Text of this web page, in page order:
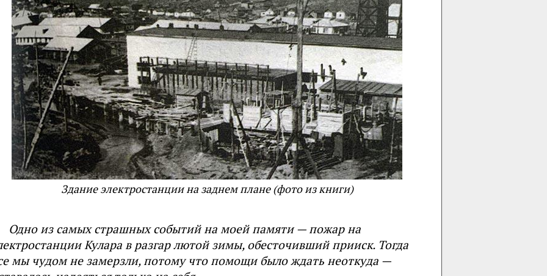
Здание электростанции на заднем плане (фото из книги)
Одно из самых страшных событий на моей памяти — пожар на
Кулара в разгар лютой зимы, обесточивший прииск. Тогда
мы чудом не замерзли, потому что помощи было ждать неоткуда —